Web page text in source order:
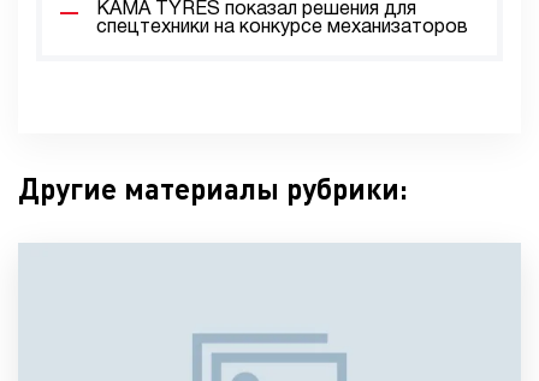
KAMA TYRES показал решения для
спецтехники на конкурсе механизаторов
Другие материалы рубрики: